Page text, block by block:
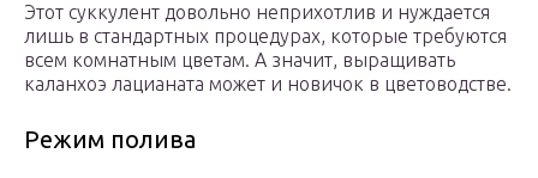
Этот суккулент довольно неприхотлив и нуждается
лишь в стандартных процедурах, которые требуются
всем комнатным цветам. А значит, выращивать
каланхоэ лацианата может и новичок в цветоводстве.
Режим полива